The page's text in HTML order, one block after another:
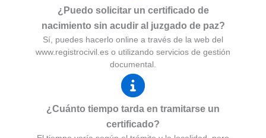
¿Puedo solicitar un certificado de
nacimiento sin acudir al juzgado de paz?
Sí, puedes hacerlo online a través de la web del
www.registrocivil.es o utilizando servicios de gestión
documental.
¿Cuánto tiempo tarda en tramitarse un
certificado?